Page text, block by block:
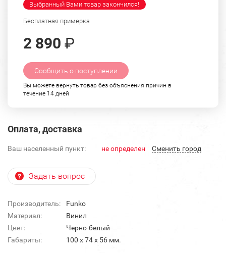
Выбранный Вами товар закончился!
Бесплатная примерка
2 890 ₽
Сообщить о поступлении
Вы можете вернуть товар без объяснения причин в
течение 14 дней
Оплата, доставка
Ваш населенный пункт: не определен Cменить город
Задать вопрос
Производитель:
Funko
Материал:
Винил
Цвет:
Черно-белый
Габариты:
100 х 74 х 56 мм.